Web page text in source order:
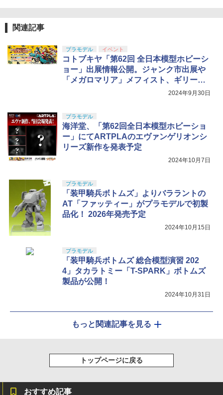
関連記事
プラモデル イベント
コトブキヤ「第62回 全日本模型ホビーシ
ョー」出展情報公開。ジャンク市出展や
「メガロマリア」メフィスト、ギリード
2024年9月30日
プラモデル
海洋堂、「第62回全日本模型ホビーショ
ー」にてARTPLAのエヴァンゲリオンシ
リーズ新作を発表予定
2024年10月7日
プラモデル
「装甲騎兵ボトムズ」よりバララントの
AT「ファッティー」がプラモデルで初製
品化！ 2026年発売予定
2024年10月15日
プラモデル
「装甲騎兵ボトムズ 総合模型演習 202
4」タカラトミー「T-SPARK」ボトムズ
製品が公開！
2024年10月31日
もっと関連記事を見る
トップページに戻る
おすすめ記事